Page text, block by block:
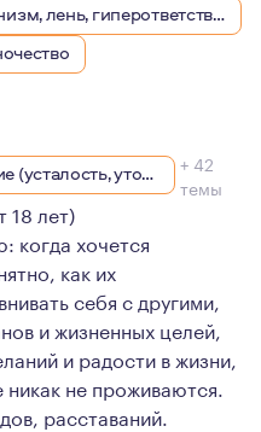
Прокрастинация, перфекционизм, лень, гиперответственность
Профессиональное выгорание (усталость, утомление), стрессы
+ 42
темы
18 лет)
когда хочется
как их
себя с другими,
и жизненных целей,
и радости в жизни,
не проживаются.
расставаний.